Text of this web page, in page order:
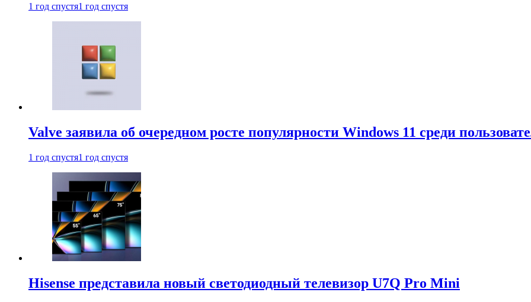
1 год спустя1 год спустя
Valve заявила об очередном росте популярности Windows 11 среди
1 год спустя1 год спустя
Hisense представила новый светодиодный телевизор U7Q Pro Mini